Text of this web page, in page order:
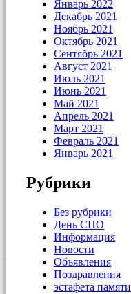
Январь 2022
Декабрь 2021
Ноябрь 2021
Октябрь 2021
Сентябрь 2021
Август 2021
Июль 2021
Июнь 2021
Май 2021
Апрель 2021
Март 2021
Февраль 2021
Январь 2021
Рубрики
Без рубрики
День СПО
Информация
Новости
Объявления
Поздравления
эстафета памяти